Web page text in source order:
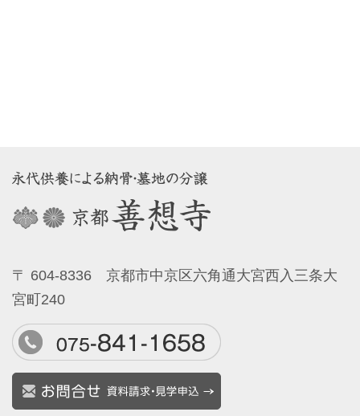
〒 604-8336 京都市中京区六角通大宮西入三条大
宮町240